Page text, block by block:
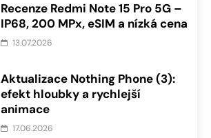
Recenze Redmi Note 15 Pro 5G –
IP68, 200 MPx, eSIM a nízká cena
13.07.2026
Aktualizace Nothing Phone (3):
efekt hloubky a rychlejší
animace
17.06.2026